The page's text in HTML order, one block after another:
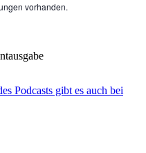
vorhanden.
Podcasts gibt es auch bei